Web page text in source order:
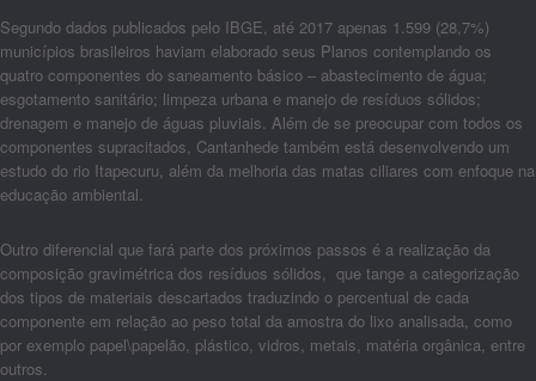
Segundo dados publicados pelo IBGE, até 2017 apenas 1.599 (28,7%)
municípios brasileiros haviam elaborado seus Planos contemplando os
quatro componentes do saneamento básico – abastecimento de água;
esgotamento sanitário; limpeza urbana e manejo de resíduos sólidos;
drenagem e manejo de águas pluviais. Além de se preocupar com todos os
componentes supracitados, Cantanhede também está desenvolvendo um
estudo do rio Itapecuru, além da melhoria das matas ciliares com enfoque na
educação ambiental.
Outro diferencial que fará parte dos próximos passos é a realização da
composição gravimétrica dos resíduos sólidos, que tange a categorização
dos tipos de materiais descartados traduzindo o percentual de cada
componente em relação ao peso total da amostra do lixo analisada, como
por exemplo papel\papelão, plástico, vidros, metais, matéria orgânica, entre
outros.